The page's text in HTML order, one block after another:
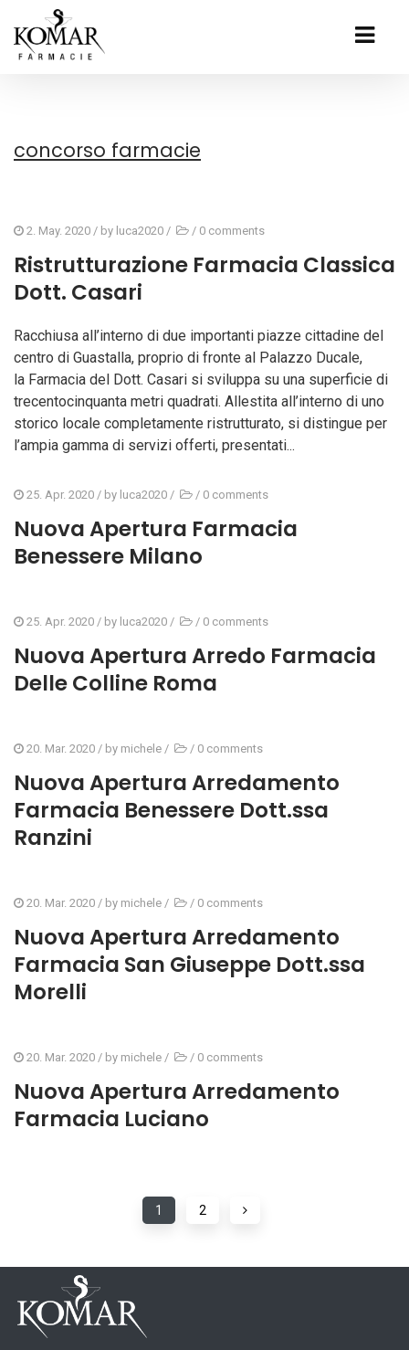
concorso farmacie
2. May. 2020 / by luca2020 / / 0 comments
Ristrutturazione Farmacia Classica
Dott. Casari
Racchiusa all’interno di due importanti piazze cittadine del
centro di Guastalla, proprio di fronte al Palazzo Ducale,
la Farmacia del Dott. Casari si sviluppa su una superficie di
trecentocinquanta metri quadrati. Allestita all’interno di uno
storico locale completamente ristrutturato, si distingue per
l’ampia gamma di servizi offerti, presentati...
25. Apr. 2020 / by luca2020 / / 0 comments
Nuova Apertura Farmacia
Benessere Milano
25. Apr. 2020 / by luca2020 / / 0 comments
Nuova Apertura Arredo Farmacia
Delle Colline Roma
20. Mar. 2020 / by michele / / 0 comments
Nuova Apertura Arredamento
Farmacia Benessere Dott.ssa
Ranzini
20. Mar. 2020 / by michele / / 0 comments
Nuova Apertura Arredamento
Farmacia San Giuseppe Dott.ssa
Morelli
20. Mar. 2020 / by michele / / 0 comments
Nuova Apertura Arredamento
Farmacia Luciano
1 2